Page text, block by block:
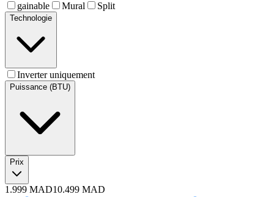
gainable Mural Split
Technologie
Inverter uniquement
Puissance (BTU)
Prix
1.999 MAD10.499 MAD